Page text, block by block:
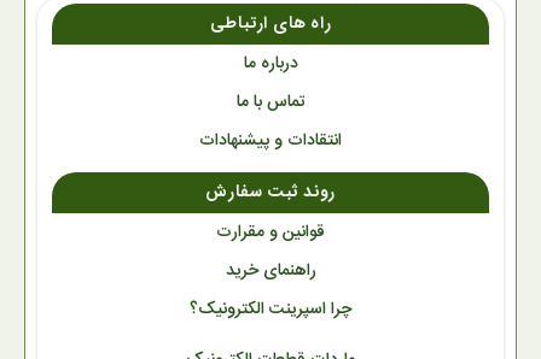
راه های ارتباطی
درباره ما
تماس با ما
انتقادات و پیشنهادات
روند ثبت سفارش
قوانین و مقرارت
راهنمای خرید
چرا اسپرینت الکترونیک؟